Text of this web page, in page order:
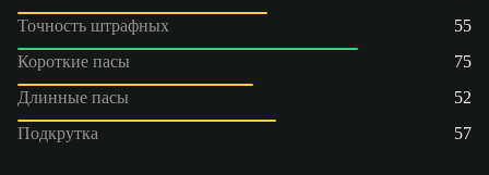
Точность штрафных
55
Короткие пасы
75
Длинные пасы
52
Подкрутка
57